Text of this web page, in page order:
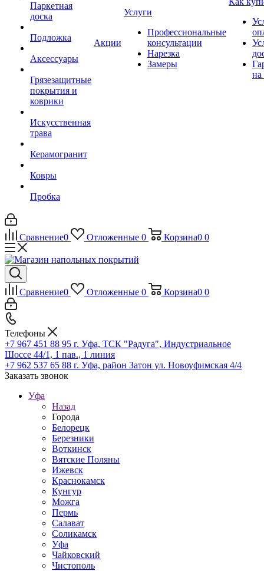
Паркетная
доска
Подложка
Аксессуары
Грязезащитные
покрытия и
коврики
Искусственная
трава
Керамогранит
Ковры
Пробка
Акции
Услуги
Профессиональные
консультации
Нарезка
Замеры
на
Сравнение0 Отложенные 0 Корзина0 0
Сравнение0 Отложенные 0 Корзина0 0
Телефоны
+7 967 451 88 95 г. Уфа, ТСК "Радуга", Индустриальное
Шоссе 44/1, 1 пав., 1 линия
+7 962 537 65 88 г. Уфа, район Затон ул. Новоуфимская 4/4
Заказать звонок
Уфа
Назад
Города
Белорецк
Березники
Воткинск
Вятские Поляны
Ижевск
Краснокамск
Кунгур
Можга
Пермь
Салават
Соликамск
Уфа
Чайковский
Чистополь